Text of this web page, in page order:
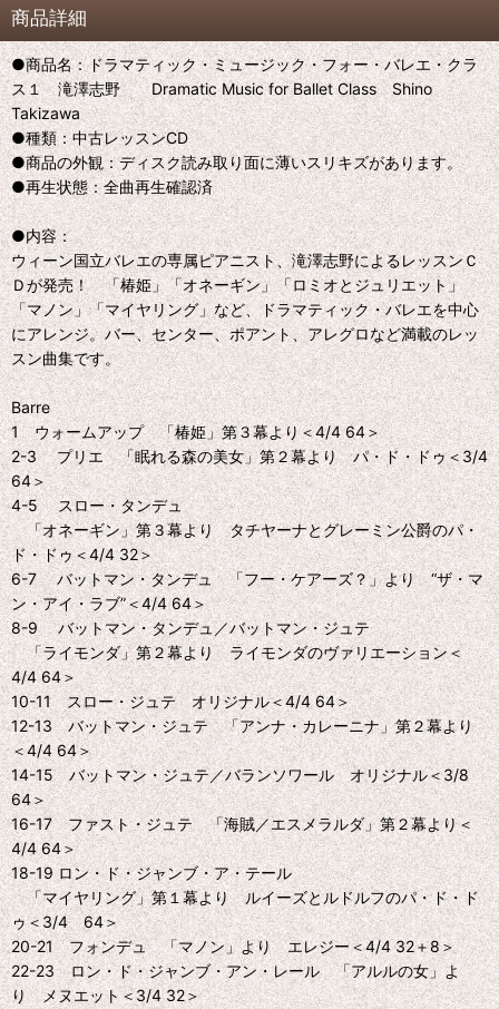
商品詳細
●商品名：ドラマティック・ミュージック・フォー・バレエ・クラ
ス１ 滝澤志野 Dramatic Music for Ballet Class Shino
Takizawa
●種類：中古レッスンCD
●商品の外観：ディスク読み取り面に薄いスリキズがあります。
●再生状態：全曲再生確認済
●内容：
ウィーン国立バレエの専属ピアニスト、滝澤志野によるレッスンＣ
Ｄが発売！ 「椿姫」「オネーギン」「ロミオとジュリエット」
「マノン」「マイヤリング」など、ドラマティック・バレエを中心
にアレンジ。バー、センター、ポアント、アレグロなど満載のレッ
スン曲集です。
Barre
1 ウォームアップ 「椿姫」第３幕より＜4/4 64＞
2-3 プリエ 「眠れる森の美女」第２幕より パ・ド・ドゥ＜3/4
64＞
4-5 スロー・タンデュ
「オネーギン」第３幕より タチヤーナとグレーミン公爵のパ・
ド・ドゥ＜4/4 32＞
6-7 バットマン・タンデュ 「フー・ケアーズ？」より “ザ・マ
ン・アイ・ラブ”＜4/4 64＞
8-9 バットマン・タンデュ／バットマン・ジュテ
「ライモンダ」第２幕より ライモンダのヴァリエーション＜
4/4 64＞
10-11 スロー・ジュテ オリジナル＜4/4 64＞
12-13 バットマン・ジュテ 「アンナ・カレーニナ」第２幕より
＜4/4 64＞
14-15 バットマン・ジュテ／バランソワール オリジナル＜3/8
64＞
16-17 ファスト・ジュテ 「海賊／エスメラルダ」第２幕より＜
4/4 64＞
18-19 ロン・ド・ジャンブ・ア・テール
「マイヤリング」第１幕より ルイーズとルドルフのパ・ド・ド
ゥ＜3/4 64＞
20-21 フォンデュ 「マノン」より エレジー＜4/4 32＋8＞
22-23 ロン・ド・ジャンブ・アン・レール 「アルルの女」よ
り メヌエット＜3/4 32＞